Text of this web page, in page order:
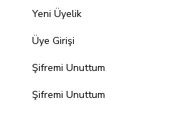
Yeni Üyelik
Üye Girişi
Şifremi Unuttum
Şifremi Unuttum